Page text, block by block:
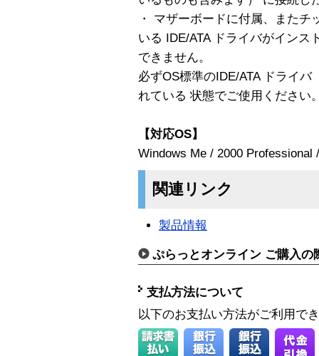
・ マザーボードに付属、また
いる IDE/ATA ドライバがインス
できません。
必ずOS標準のIDE/ATA ドライ
れている 状態でご使用ください
【対応OS】
Windows Me / 2000 Professional
関連リンク
製品情報
ぷらっとオンライン ご購入の
支払方法について
以下のお支払い方法がご利用で